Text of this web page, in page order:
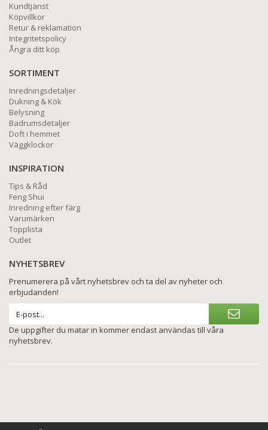
Kundtjänst
Köpvillkor
Retur & reklamation
Integritetspolicy
Ångra ditt köp
SORTIMENT
Inredningsdetaljer
Dukning & Kök
Belysning
Badrumsdetaljer
Doft i hemmet
Väggklockor
INSPIRATION
Tips & Råd
Feng Shui
Inredning efter färg
Varumärken
Topplista
Outlet
NYHETSBREV
Prenumerera på vårt nyhetsbrev och ta del av nyheter och
erbjudanden!
De uppgifter du matar in kommer endast användas till våra
nyhetsbrev.